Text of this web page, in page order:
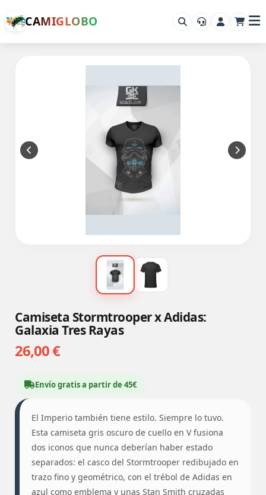
CAMIGLOBO
Camiseta Stormtrooper x Adidas:
Galaxia Tres Rayas
26,00 €
Envío gratis a partir de 45€
El Imperio también tiene estilo. Siempre lo tuvo.
Esta camiseta gris oscuro de cuello en V fusiona
dos iconos que nunca deberían haber estado
separados: el casco del Stormtrooper redibujado en
trazo fino y geométrico, con el trébol de Adidas en
azul como emblema y unas Stan Smith cruzadas